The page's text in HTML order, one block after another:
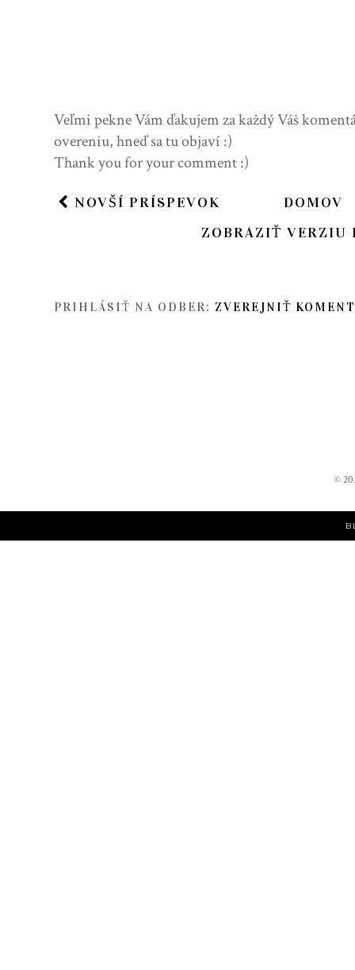
Veľmi pekne Vám ďakujem za každý Váš
overeniu, hneď sa tu objaví :)
Thank you for your comment :)
NOVŠÍ PRÍSPEVOK
DOMOV
ZOBRAZIŤ VERZIU
PRIHLÁSIŤ NA ODBER: ZVEREJNIŤ
©